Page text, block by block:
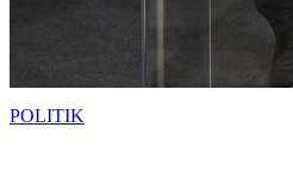
POLITIK